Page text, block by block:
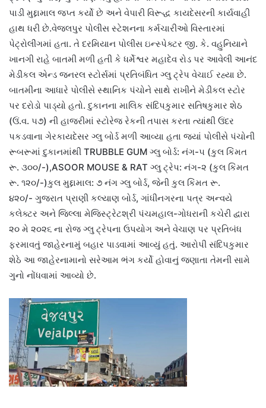
પાડી મુદ્દામાલ જપ્ત કર્યો છે અને વેપારી વિરૂદ્ધ કાયદેસરની કાર્યવાહી
હાથ ધરી છે.વેજલપુર પોલીસ સ્ટેશનના કર્મચારીઓ વિસ્તારમાં
પેટ્રોલીંગમાં હતા. તે દરમિયાન પોલીસ ઇન્સ્પેક્ટર જી. કે. વહુનિયાને
ખાનગી રાહે બાતમી મળી હતી કે ધર્મેશ્વર મહાદેવ રોડ પર આવેલી આનંદ
મેડીકલ એન્ડ જનરલ સ્ટોર્સમાં પ્રતિબંધિત ગ્લુ ટ્રેપ વેચાઈ રહ્યા છે.
બાતમીના આધારે પોલીસે સ્થાનિક પંચોને સાથે રાખીને મેડીકલ સ્ટોર
પર દરોડો પાડ્યો હતો. દુકાનના માલિક સંદિપકુમાર સતિષકુમાર શેઠ
(ઉં.વ. ૫૭) ની હાજરીમાં સ્ટોરેજ રેકની તપાસ કરતા ત્યાંથી ઉંદર
પકડવાના ગેરકાયદેસર ગ્લુ બોર્ડ મળી આવ્યા હતા જ્યાં પોલીસે પંચોની
રૂબરૂમાં દુકાનમાંથી TRUBBLE GUM ગ્લુ બોર્ડ: નંગ-૫ (કુલ કિંમત
રૂ. ૩૦૦/-),ASOOR MOUSE & RAT ગ્લુ ટ્રેપ: નંગ-૨ (કુલ કિંમત
રૂ. ૧૨૦/-)કુલ મુદ્દામાલ: ૭ નંગ ગ્લુ બોર્ડ, જેની કુલ કિંમત રૂ.
૪૨૦/- ગુજરાત પ્રાણી કલ્યાણ બોર્ડ, ગાંધીનગરના પત્ર અન્વયે
કલેક્ટર અને જિલ્લા મેજિસ્ટ્રેટશ્રી પંચમહાલ-ગોધરાની કચેરી દ્વારા
૨૦ મે ૨૦૨૬ ના રોજ ગ્લુ ટ્રેપના ઉપયોગ અને વેચાણ પર પ્રતિબંધ
ફરમાવતું જાહેરનામું બહાર પાડવામાં આવ્યું હતું. આરોપી સંદિપકુમાર
શેઠે આ જાહેરનામાનો સરેઆમ ભંગ કર્યો હોવાનું જણાતા તેમની સામે
ગુનો નોંધવામાં આવ્યો છે.